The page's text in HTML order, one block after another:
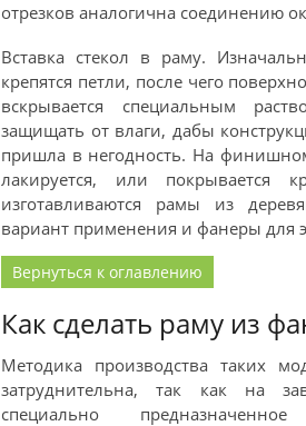
отрезков аналогична соединению
Вставка стекол в раму.
крепятся петли, после чего
вскрывается специальным
защищать от влаги, дабы
пришла в негодность. На
лакируется, или покрывается
изготавливаются рамы из
вариант применения и фанеры для
Вернуться к оглавлению
Как сделать раму из
Методика производства таких
затруднительна, так как на
специально